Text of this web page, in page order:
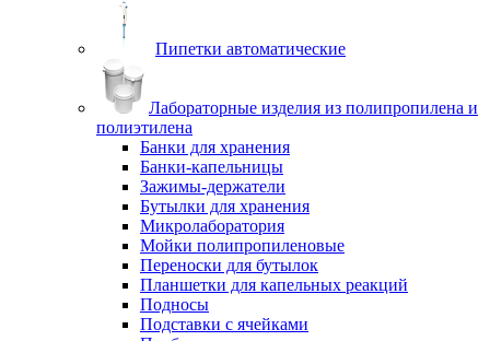
Пипетки автоматические
Лабораторные изделия из полипропилена и
полиэтилена
Банки для хранения
Банки-капельницы
Зажимы-держатели
Бутылки для хранения
Микролаборатория
Мойки полипропиленовые
Переноски для бутылок
Планшетки для капельных реакций
Подносы
Подставки с ячейками